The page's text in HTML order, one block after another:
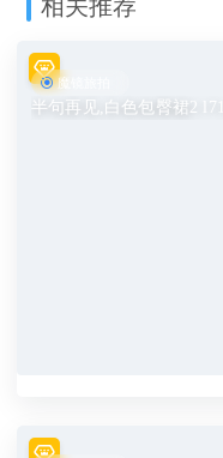
相关推荐
魔镜旅拍
半句再见,白色包臀裙2